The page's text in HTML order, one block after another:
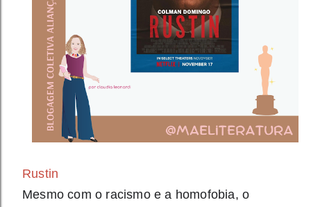
Rustin
Mesmo com o racismo e a homofobia, o